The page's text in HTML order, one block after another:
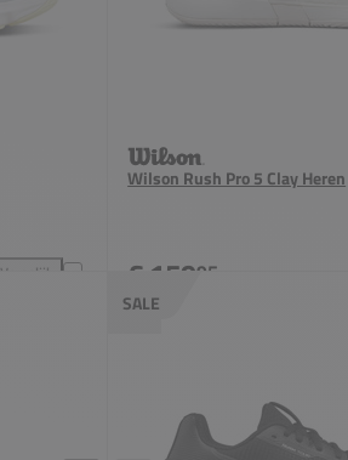
Vergelijk
Wilson Hurakn Lite Heren toevoegen aan vergelijking
Wilson Rush Pro 5 Clay Heren
€ 15995
SALE